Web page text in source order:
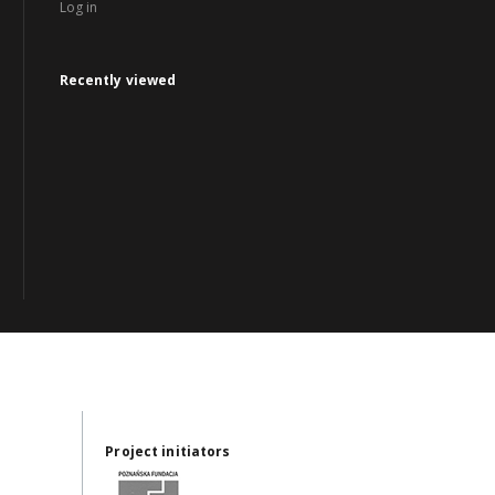
Log in
Recently viewed
Project initiators